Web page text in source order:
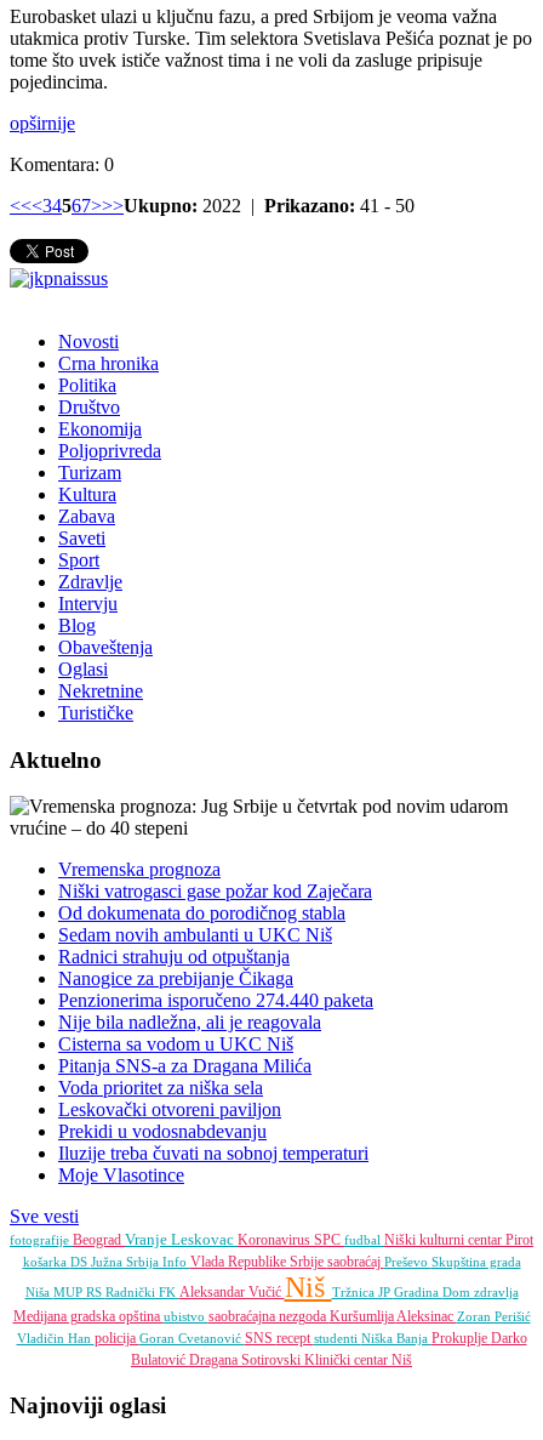
Eurobasket ulazi u ključnu fazu, a pred Srbijom je veoma važna
utakmica protiv Turske. Tim selektora Svetislava Pešića poznat je po
tome što uvek ističe važnost tima i ne voli da zasluge pripisuje
pojedincima.
opširnije
Komentara: 0
<<<34567>>>Ukupno: 2022 | Prikazano: 41 - 50
Novosti
Crna hronika
Politika
Društvo
Ekonomija
Poljoprivreda
Turizam
Kultura
Zabava
Saveti
Sport
Zdravlje
Intervju
Blog
Obaveštenja
Oglasi
Nekretnine
Turističke
Aktuelno
Vremenska prognoza
Niški vatrogasci gase požar kod Zaječara
Od dokumenata do porodičnog stabla
Sedam novih ambulanti u UKC Niš
Radnici strahuju od otpuštanja
Nanogice za prebijanje Čikaga
Penzionerima isporučeno 274.440 paketa
Nije bila nadležna, ali je reagovala
Cisterna sa vodom u UKC Niš
Pitanja SNS-a za Dragana Milića
Voda prioritet za niška sela
Leskovački otvoreni paviljon
Prekidi u vodosnabdevanju
Iluzije treba čuvati na sobnoj temperaturi
Moje Vlasotince
Sve vesti
fotografije Beograd Vranje Leskovac Koronavirus SPC fudbal Niški kulturni centar Pirot
košarka DS Južna Srbija Info Vlada Republike Srbije saobraćaj Preševo Skupština grada
Niša MUP RS Radnički FK Aleksandar Vučić Niš Tržnica JP Gradina Dom zdravlja
Medijana gradska opština ubistvo saobraćajna nezgoda KuršumlijaAleksinac Zoran Perišić
Vladičin Han policija Goran Cvetanović SNS receptstudenti Niška Banja Prokuplje Darko
Bulatović Dragana Sotirovski Klinički centar Niš
Najnoviji oglasi